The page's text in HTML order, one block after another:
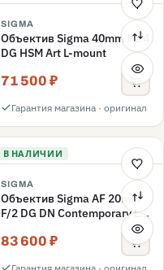
SIGMA
Объектив Sigma 40mm F1.4
DG HSM Art L-mount
71 500 ₽
Гарантия магазина · оригинал
В НАЛИЧИИ
SIGMA
Объектив Sigma AF 20mm
F/2 DG DN Contemporary L-
83 600 ₽